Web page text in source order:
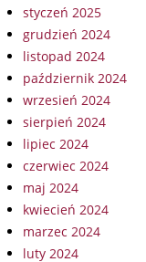
styczeń 2025
grudzień 2024
listopad 2024
październik 2024
wrzesień 2024
sierpień 2024
lipiec 2024
czerwiec 2024
maj 2024
kwiecień 2024
marzec 2024
luty 2024